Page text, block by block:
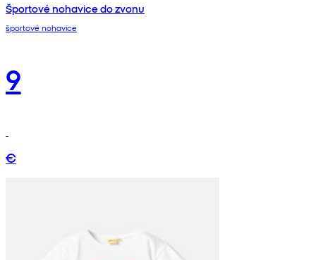
Športové nohavice do zvonu
športové nohavice
9
€